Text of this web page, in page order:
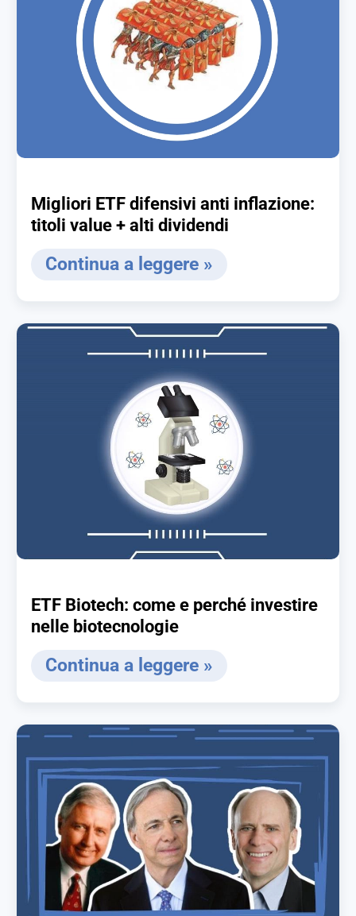
Migliori ETF difensivi anti inflazione:
titoli value + alti dividendi
Continua a leggere »
ETF Biotech: come e perché investire
nelle biotecnologie
Continua a leggere »